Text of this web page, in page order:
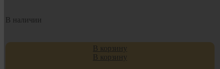
В наличии
В корзину
В корзину